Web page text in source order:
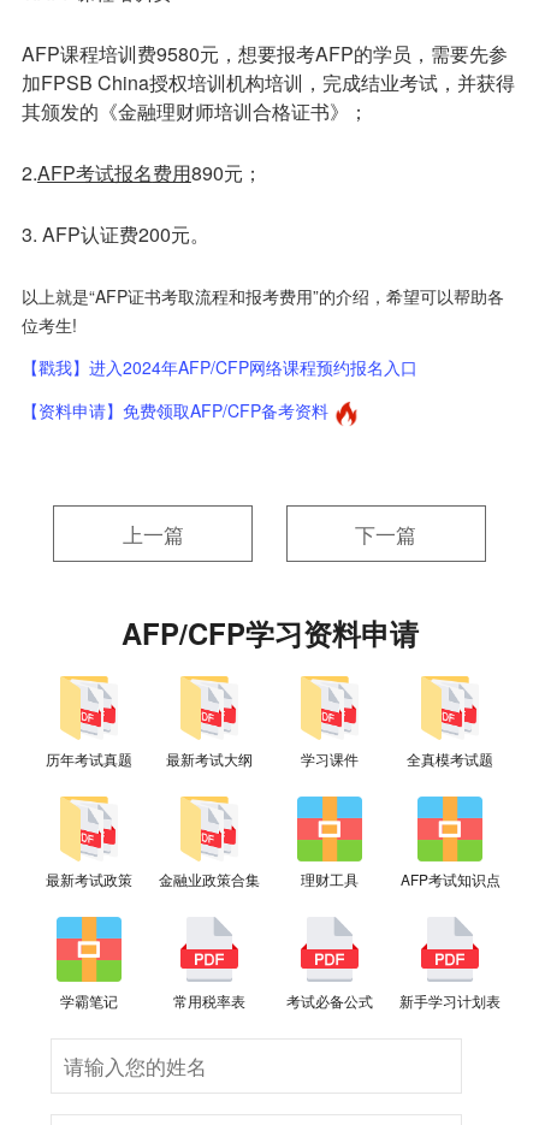
AFP课程培训费9580元，想要报考AFP的学员，需要先参
加FPSB China授权培训机构培训，完成结业考试，并获得
其颁发的《金融理财师培训合格证书》；
2.AFP考试报名费用890元；
3. AFP认证费200元。
以上就是“AFP证书考取流程和报考费用”的介绍，希望可以帮助各
位考生!
【戳我】进入2024年AFP/CFP网络课程预约报名入口
【资料申请】免费领取AFP/CFP备考资料
上一篇 下一篇
AFP/CFP学习资料申请
历年考试真题 最新考试大纲 学习课件 全真模考试题
最新考试政策 金融业政策合集 理财工具 AFP考试知识点
学霸笔记 常用税率表 考试必备公式 新手学习计划表